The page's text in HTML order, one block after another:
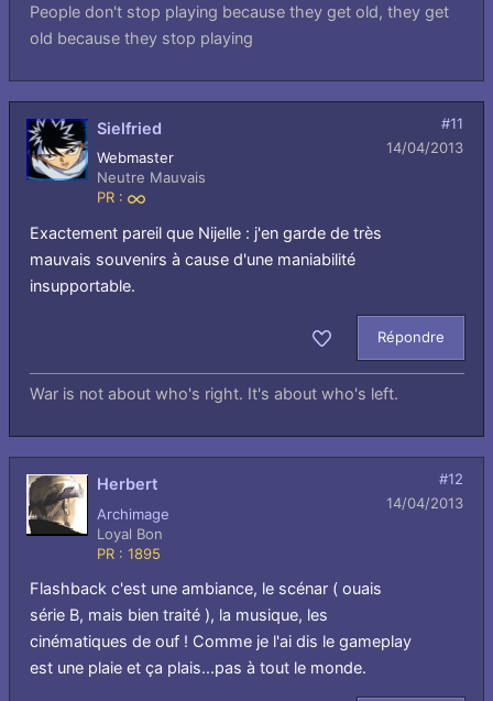
People don't stop playing because they get old, they get
old because they stop playing
Sielfried
Webmaster
Neutre Mauvais
PR :
#11
14/04/2013
Exactement pareil que Nijelle : j'en garde de très
mauvais souvenirs à cause d'une maniabilité
insupportable.
Répondre
War is not about who's right. It's about who's left.
Herbert
Archimage
Loyal Bon
PR : 1895
#12
14/04/2013
Flashback c'est une ambiance, le scénar ( ouais
série B, mais bien traité ), la musique, les
cinématiques de ouf ! Comme je l'ai dis le gameplay
est une plaie et ça plais...pas à tout le monde.